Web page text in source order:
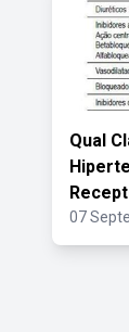
Qual
07